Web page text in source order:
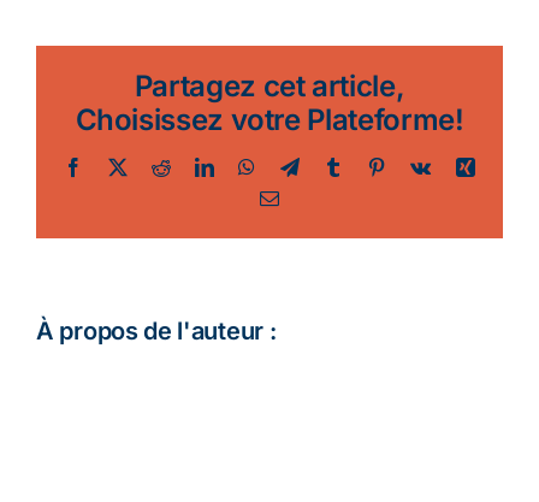
GRANDE
VELOPARADE
DES
Partagez cet article,
Choisissez votre Plateforme!
Facebook
TwitterRedditLinkedInWhatsApp
TelegramTumblr Pinterest
Vk
Xing
Email
À propos de l'auteur :